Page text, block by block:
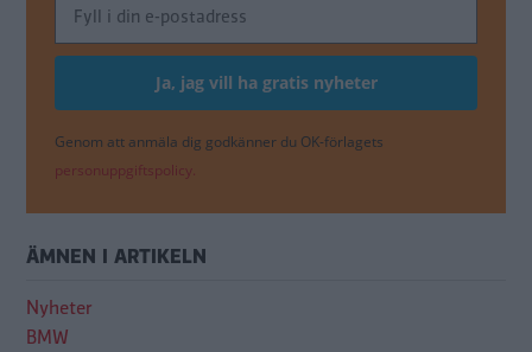
Genom att anmäla dig godkänner du OK-förlagets
personuppgiftspolicy.
ÄMNEN I ARTIKELN
Nyheter
BMW